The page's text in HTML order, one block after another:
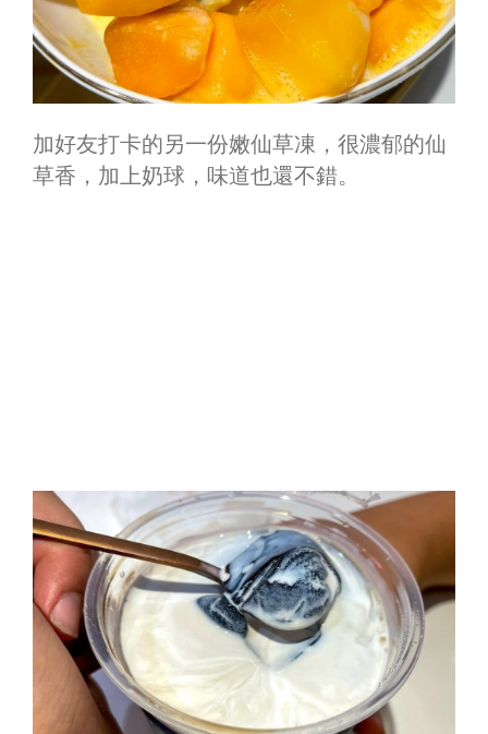
加好友打卡的另一份嫩仙草凍，很濃郁的仙
草香，加上奶球，味道也還不錯。